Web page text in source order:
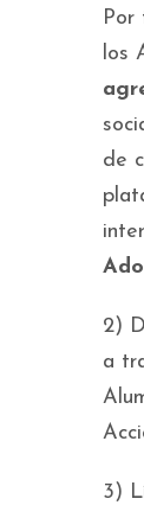
Por
los
de
2)
a
3)